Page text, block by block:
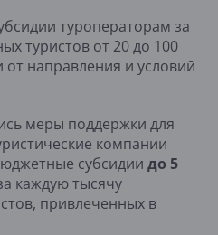
туроператорам за
туристов от 20 до 100
направления и условий
меры поддержки для
компании
субсидии до 5
каждую тысячу
привлеченных в